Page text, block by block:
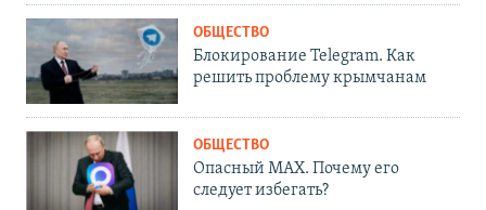
ОБЩЕСТВО
Блокирование Telegram. Как
решить проблему крымчанам
ОБЩЕСТВО
Опасный MAX. Почему его
следует избегать?